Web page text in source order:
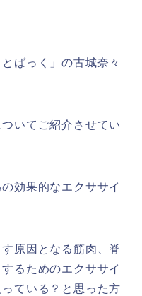
ばっく」の古城奈々
いてご紹介させてい
効果的なエクササイ
原因となる筋肉、脊
るためのエクササイ
ている？と思った方